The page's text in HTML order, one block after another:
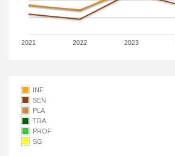
2021 2022 2023
INF
SEN
PLA
TRA
PROF
SG